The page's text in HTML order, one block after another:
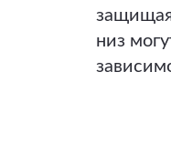
низ